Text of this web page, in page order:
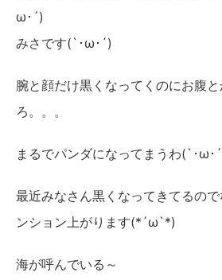
ω･´)
みさです(`･ω･´)
腕と顔だけ黒くなってくのにお腹
ろ。。。
まるでパンダになってまうわ(`･ω･
最近みなさん黒くなってきてるの
ンション上がります(*´ω`*)
海が呼んでいる～